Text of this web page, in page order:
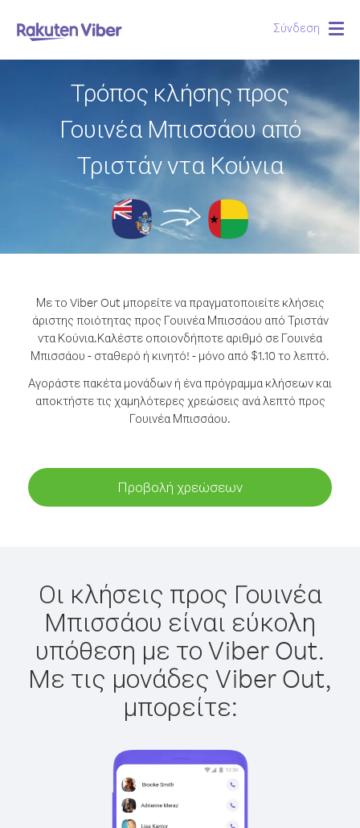
Σύνδεση
Τρόπος κλήσης προς
Γουινέα Μπισσάου από
Τριστάν ντα Κούνια
Με το Viber Out μπορείτε να πραγματοποιείτε κλήσεις
άριστης ποιότητας προς Γουινέα Μπισσάου από Τριστάν
ντα Κούνια.Καλέστε οποιονδήποτε αριθμό σε Γουινέα
Μπισσάου - σταθερό ή κινητό! - μόνο από $1.10 το λεπτό.
Αγοράστε πακέτα μονάδων ή ένα πρόγραμμα κλήσεων και
αποκτήστε τις χαμηλότερες χρεώσεις ανά λεπτό προς
Γουινέα Μπισσάου.
Προβολή χρεώσεων
Οι κλήσεις προς Γουινέα
Μπισσάου είναι εύκολη
υπόθεση με το Viber Out.
Με τις μονάδες Viber Out,
μπορείτε: